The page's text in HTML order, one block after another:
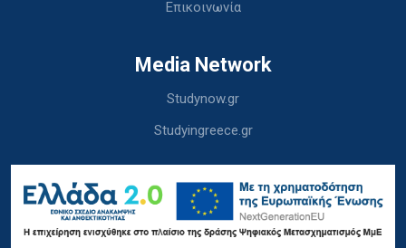
Επικοινωνία
Media Network
Studynow.gr
Studyingreece.gr